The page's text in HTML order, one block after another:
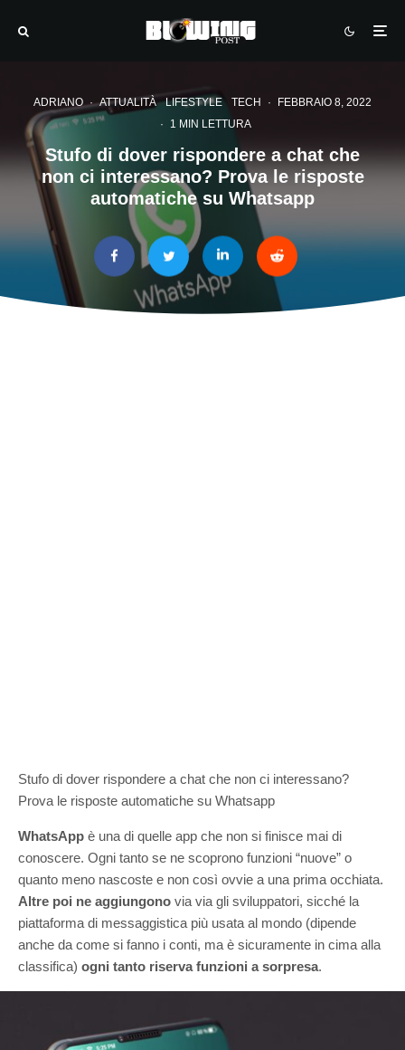
ADRIANO · ATTUALITÀ LIFESTYLE TECH ·
FEBBRAIO 8, 2022
·
1 MIN LETTURA
Stufo di dover rispondere a chat che
non ci interessano? Prova le risposte
automatiche su Whatsapp
Stufo di dover rispondere a chat che non ci interessano?
Prova le risposte automatiche su Whatsapp
WhatsApp è una di quelle app che non si finisce mai di
conoscere. Ogni tanto se ne scoprono funzioni “nuove” o
quanto meno nascoste e non così ovvie a una prima occhiata.
Altre poi ne aggiungono via via gli sviluppatori, sicché la
piattaforma di messaggistica più usata al mondo (dipende
anche da come si fanno i conti, ma è sicuramente in cima alla
classifica) ogni tanto riserva funzioni a sorpresa.